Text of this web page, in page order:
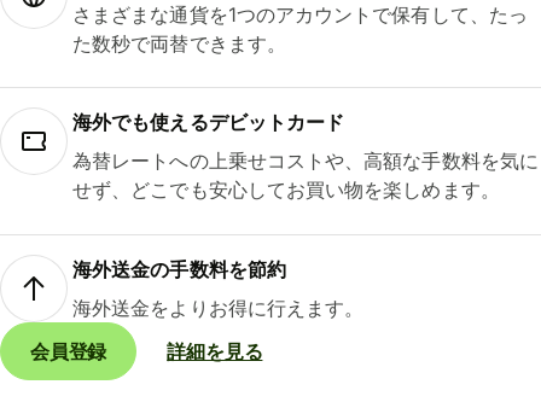
さまざまな通貨を1つのアカウントで保有して、たっ
た数秒で両替できます。
海外でも使えるデビットカード
為替レートへの上乗せコストや、高額な手数料を気に
せず、どこでも安心してお買い物を楽しめます。
海外送金の手数料を節約
海外送金をよりお得に行えます。
会員登録
詳細を見る